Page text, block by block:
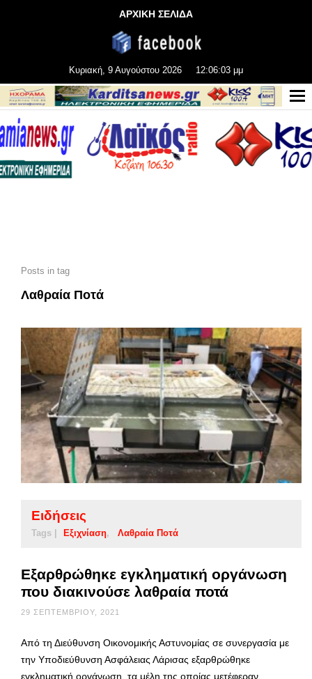
ΑΡΧΙΚΗ ΣΕΛΙΔΑ
Κυριακή, 9 Αυγούστου 2026 12:06:03 μμ
Posts in tag
Λαθραία Ποτά
Ειδήσεις
Tags | Εξιχνίαση Λαθραία Ποτά
Εξαρθρώθηκε εγκληματική οργάνωση
που διακινούσε λαθραία ποτά
29 ΣΕΠΤΕΜΒΡΊΟΥ, 2021
Από τη Διεύθυνση Οικονομικής Αστυνομίας σε συνεργασία με
την Υποδιεύθυνση Ασφάλειας Λάρισας εξαρθρώθηκε
εγκληματική οργάνωση, τα μέλη της οποίας μετέφεραν,